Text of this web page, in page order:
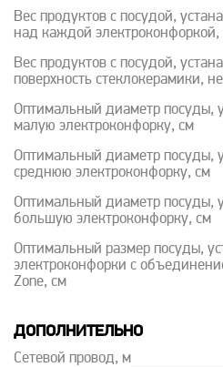
Вес продуктов с посудой,
над каждой электроконфоркой,
Вес продуктов с посудой,
поверхность стеклокерамики,
Оптимальный диаметр посуды,
малую электроконфорку, см
Оптимальный диаметр посуды,
среднюю электроконфорку, см
Оптимальный диаметр посуды,
большую электроконфорку, см
Оптимальный размер посуды,
электроконфорки с
Zone, см
ДОПОЛНИТЕЛЬНО
Сетевой провод, м